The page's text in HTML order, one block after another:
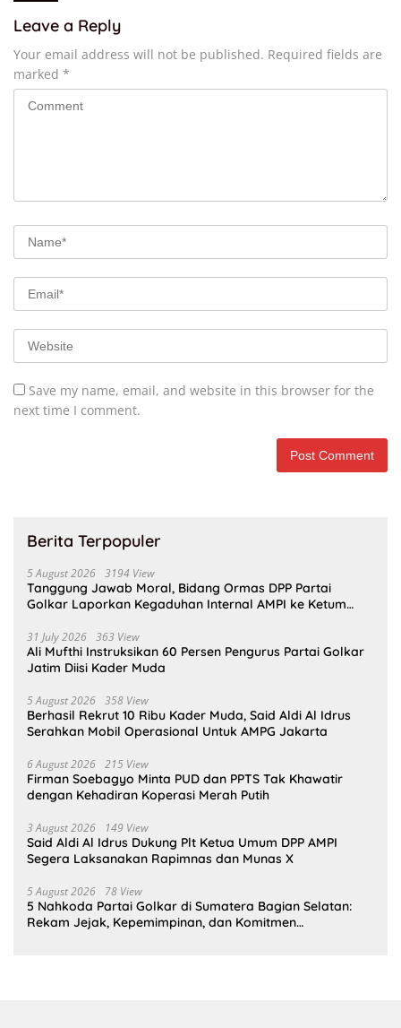
Leave a Reply
Your email address will not be published. Required fields are
marked *
Save my name, email, and website in this browser for the
next time I comment.
Berita Terpopuler
5 August 2026 3194 View
Tanggung Jawab Moral, Bidang Ormas DPP Partai
Golkar Laporkan Kegaduhan Internal AMPI ke Ketum
31 July 2026 363 View
Ali Mufthi Instruksikan 60 Persen Pengurus Partai Golkar
Jatim Diisi Kader Muda
5 August 2026 358 View
Berhasil Rekrut 10 Ribu Kader Muda, Said Aldi Al Idrus
Serahkan Mobil Operasional Untuk AMPG Jakarta
6 August 2026 215 View
Firman Soebagyo Minta PUD dan PPTS Tak Khawatir
dengan Kehadiran Koperasi Merah Putih
3 August 2026 149 View
Said Aldi Al Idrus Dukung Plt Ketua Umum DPP AMPI
Segera Laksanakan Rapimnas dan Munas X
5 August 2026 78 View
5 Nahkoda Partai Golkar di Sumatera Bagian Selatan:
Rekam Jejak, Kepemimpinan, dan Komitmen